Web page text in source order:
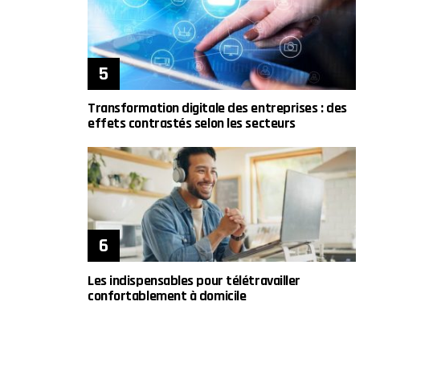
Transformation digitale des entreprises : des
effets contrastés selon les secteurs
Les indispensables pour télétravailler
confortablement à domicile